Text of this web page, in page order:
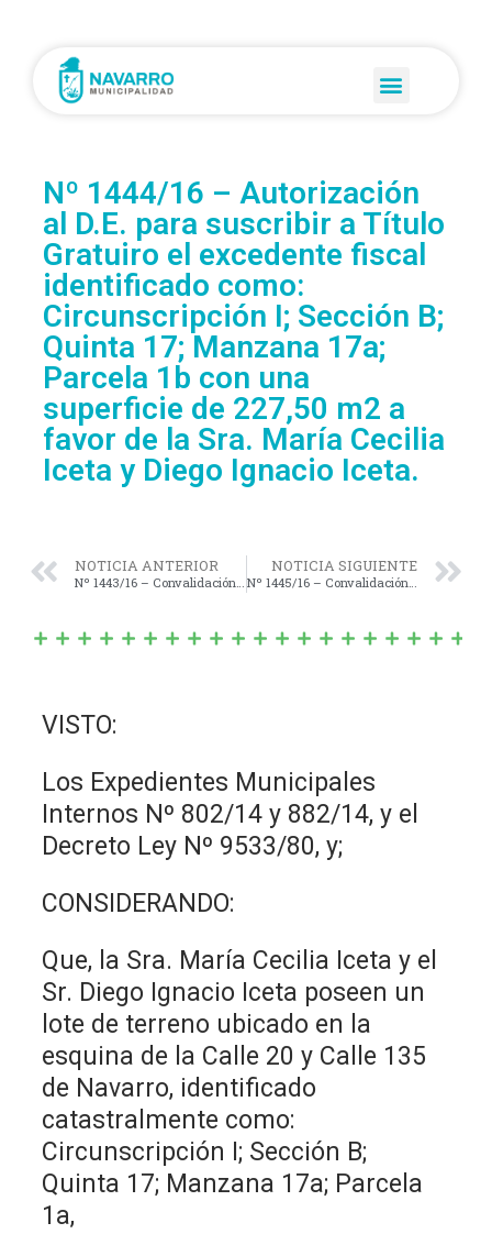
Nº 1444/16 – Autorización
al D.E. para suscribir a Título
Gratuiro el excedente fiscal
identificado como:
Circunscripción I; Sección B;
Quinta 17; Manzana 17a;
Parcela 1b con una
superficie de 227,50 m2 a
favor de la Sra. María Cecilia
Iceta y Diego Ignacio Iceta.
NOTICIA ANTERIOR
Nº 1443/16 – Convalidación del “ANEXO AL CONTRATO DE LOCACIÓN Y ACUERDO DE PRÓRROGA”, Suscripto entre la Sra. Lancia Diletta María, representada por Inmobiliaria Integral S.A.
NOTICIA SIGUIENTE
Nº 1445/16 – Convalidación del “CONVENIO Programa Financiamiento, Infraestructura, Redes Públicas Domiciliarias e Intradomiciliarias de Servicios Básicos; Obras Complementarias y/o Equipamiento Comunitario y la Municipalidad de Navarro”.
VISTO:
Los Expedientes Municipales
Internos Nº 802/14 y 882/14, y el
Decreto Ley Nº 9533/80, y;
CONSIDERANDO:
Que, la Sra. María Cecilia Iceta y el
Sr. Diego Ignacio Iceta poseen un
lote de terreno ubicado en la
esquina de la Calle 20 y Calle 135
de Navarro, identificado
catastralmente como:
Circunscripción I; Sección B;
Quinta 17; Manzana 17a; Parcela
1a,